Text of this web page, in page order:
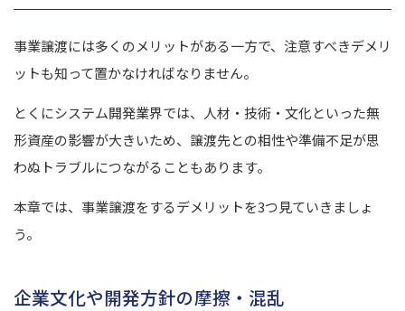
事業譲渡には多くのメリットがある一方で、注意すべきデメリ
ットも知って置かなければなりません。
とくにシステム開発業界では、人材・技術・文化といった無
形資産の影響が大きいため、譲渡先との相性や準備不足が思
わぬトラブルにつながることもあります。
本章では、事業譲渡をするデメリットを3つ見ていきましょ
う。
企業文化や開発方針の摩擦・混乱